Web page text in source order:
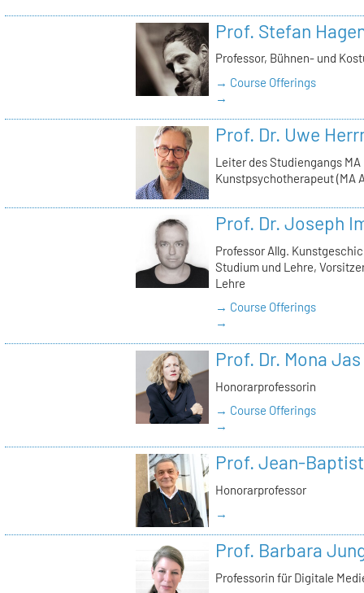
Prof. Stefan
Professor, Bühnen- und
→ Course Offerings
→
Prof. Dr. Uwe
Leiter des Studiengangs
Kunstpsychotherapeut (MA
Prof. Dr. Joseph
Professor Allg.
Studium und Lehre,
Lehre
→ Course Offerings
→
Prof. Dr. Mona Jas
Honorarprofessorin
→ Course Offerings
→
Prof. Jean-
Honorarprofessor
→
Prof. Barbara
Professorin für Digitale